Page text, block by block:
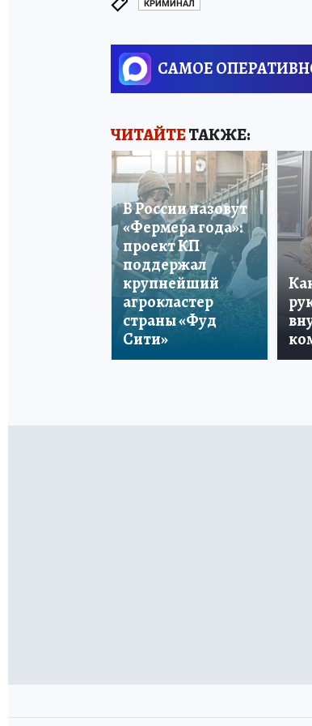
КРИМИНАЛ
САМОЕ
ЧИТАЙТЕТАКЖЕ:
В России назовут
«Фермера года»:
проект КП
поддержал
крупнейший
агрокластер
страны «Фуд
Сити»